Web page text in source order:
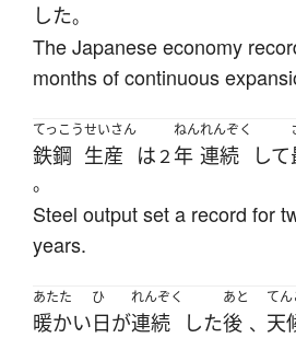
した。
The Japanese economy
months of continuous
てっこう
鉄鋼
せいさん
生産 は２
ねん
年
れんぞく
連続 して
。
Steel output set a record for
years.
あたた
暖かい
ひ
日が
れんぞく
連続 した
あと
後 、
てん
天